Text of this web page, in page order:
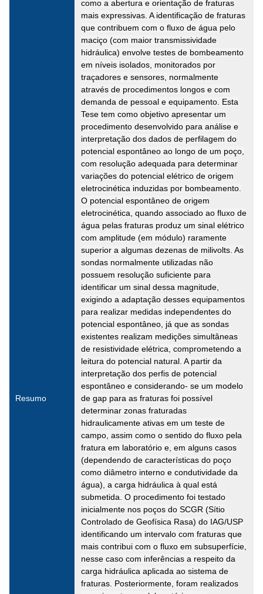
Resumo
como a abertura e orientação de fraturas
mais expressivas. A identificação de fraturas
que contribuem com o fluxo de água pelo
maciço (com maior transmissividade
hidráulica) envolve testes de bombeamento
em níveis isolados, monitorados por
traçadores e sensores, normalmente
através de procedimentos longos e com
demanda de pessoal e equipamento. Esta
Tese tem como objetivo apresentar um
procedimento desenvolvido para análise e
interpretação dos dados de perfilagem do
potencial espontâneo ao longo de um poço,
com resolução adequada para determinar
variações do potencial elétrico de origem
eletrocinética induzidas por bombeamento.
O potencial espontâneo de origem
eletrocinética, quando associado ao fluxo de
água pelas fraturas produz um sinal elétrico
com amplitude (em módulo) raramente
superior a algumas dezenas de milivolts. As
sondas normalmente utilizadas não
possuem resolução suficiente para
identificar um sinal dessa magnitude,
exigindo a adaptação desses equipamentos
para realizar medidas independentes do
potencial espontâneo, já que as sondas
existentes realizam medições simultâneas
de resistividade elétrica, comprometendo a
leitura do potencial natural. A partir da
interpretação dos perfis de potencial
espontâneo e considerando- se um modelo
de gap para as fraturas foi possível
determinar zonas fraturadas
hidraulicamente ativas em um teste de
campo, assim como o sentido do fluxo pela
fratura em laboratório e, em alguns casos
(dependendo de características do poço
como diâmetro interno e condutividade da
água), a carga hidráulica à qual está
submetida. O procedimento foi testado
inicialmente nos poços do SCGR (Sítio
Controlado de Geofísica Rasa) do IAG/USP
identificando um intervalo com fraturas que
mais contribui com o fluxo em subsuperfície,
nesse caso com inferências a respeito da
carga hidráulica aplicada ao sistema de
fraturas. Posteriormente, foram realizados